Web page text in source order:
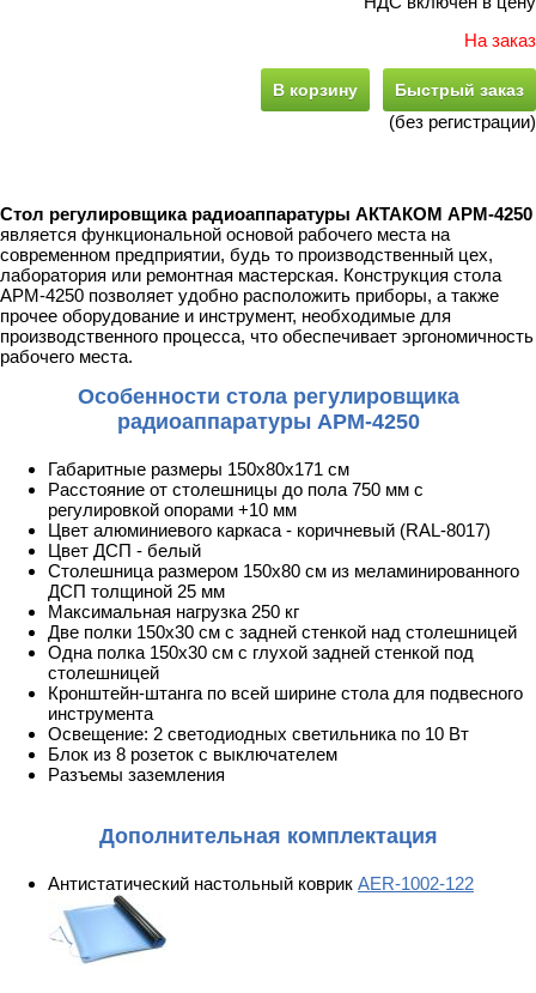
На заказ
В корзину Быстрый заказ
(без регистрации)
Стол регулировщика радиоаппаратуры АКТАКОМ АРМ-4250
является функциональной основой рабочего места на
современном предприятии, будь то производственный цех,
лаборатория или ремонтная мастерская. Конструкция стола
АРМ-4250 позволяет удобно расположить приборы, а также
прочее оборудование и инструмент, необходимые для
производственного процесса, что обеспечивает эргономичность
рабочего места.
Особенности стола регулировщика
радиоаппаратуры АРМ-4250
Габаритные размеры 150х80х171 см
Расстояние от столешницы до пола 750 мм с
регулировкой опорами +10 мм
Цвет алюминиевого каркаса - коричневый (RAL-8017)
Цвет ДСП - белый
Столешница размером 150х80 см из меламинированного
ДСП толщиной 25 мм
Максимальная нагрузка 250 кг
Две полки 150х30 см с задней стенкой над столешницей
Одна полка 150х30 см с глухой задней стенкой под
столешницей
Кронштейн-штанга по всей ширине стола для подвесного
инструмента
Освещение: 2 светодиодных светильника по 10 Вт
Блок из 8 розеток с выключателем
Разъемы заземления
Дополнительная комплектация
Антистатический настольный коврик AER-1002-122